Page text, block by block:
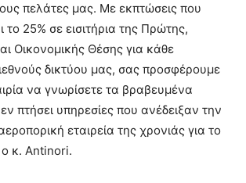
πελάτες μας. Με εκπτώσεις που
το 25% σε εισιτήρια της Πρώτης,
Οικονομικής Θέσης για κάθε
δικτύου μας, σας προσφέρουμε
να γνωρίσετε τα βραβευμένα
πτήσει υπηρεσίες που ανέδειξαν την
εταιρεία της χρονιάς για το
ο κ. Antinori.